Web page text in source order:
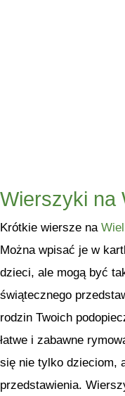
Wierszyki na
Krótkie wiersze na
Można wpisać je w
dzieci, ale mogą być
świątecznego
rodzin Twoich
łatwe i zabawne
się nie tylko dzieciom,
przedstawienia.